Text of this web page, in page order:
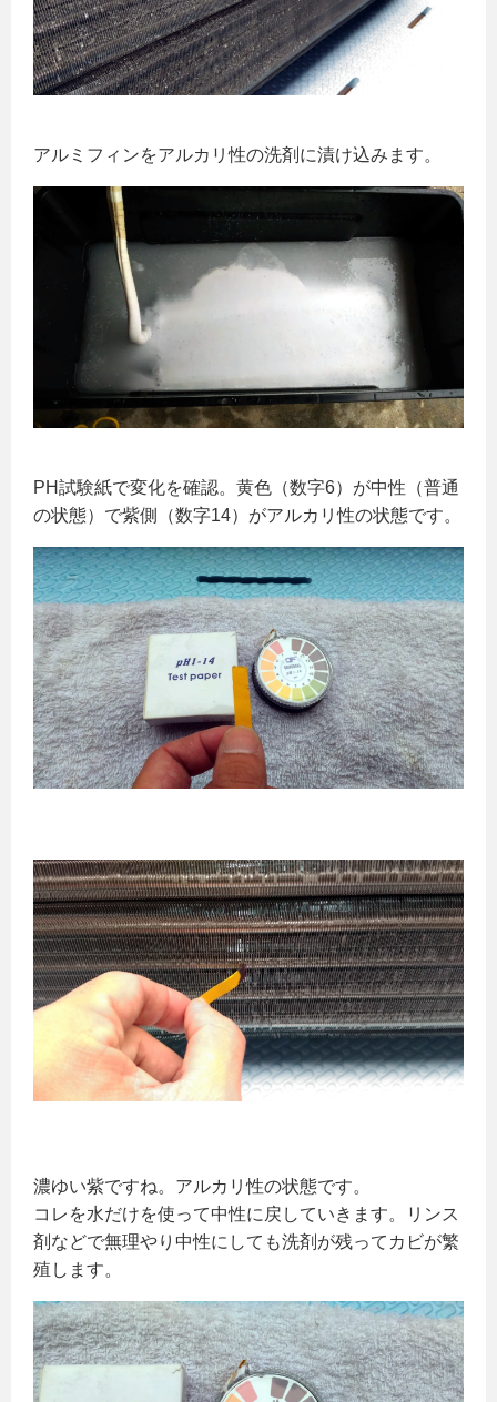
アルミフィンをアルカリ性の洗剤に漬け込みます。
PH試験紙で変化を確認。黄色（数字6）が中性（普通
の状態）で紫側（数字14）がアルカリ性の状態です。
濃ゆい紫ですね。アルカリ性の状態です。
コレを水だけを使って中性に戻していきます。リンス
剤などで無理やり中性にしても洗剤が残ってカビが繁
殖します。